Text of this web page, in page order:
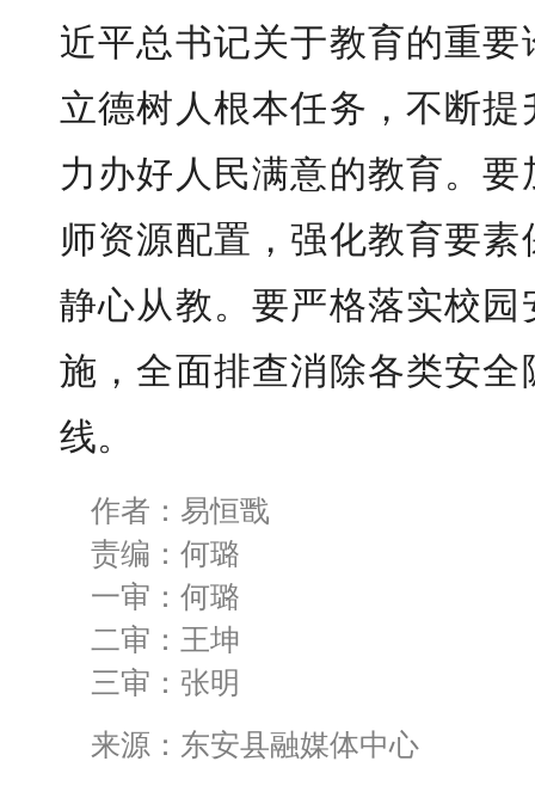
近平总书记关于教育的重
立德树人根本任务，不断
力办好人民满意的教育。
师资源配置，强化教育要
静心从教。要严格落实校
施，全面排查消除各类安
线。
作者：易恒戬
责编：何璐
一审：何璐
二审：王坤
三审：张明
来源：东安县融媒体中心